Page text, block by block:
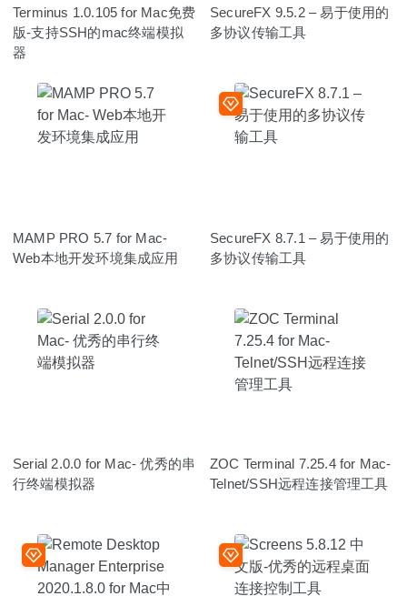
Terminus 1.0.105 for Mac免费
版-支持SSH的mac终端模拟
器
SecureFX 9.5.2 – 易于使用的
多协议传输工具
MAMP PRO 5.7 for Mac-
Web本地开发环境集成应用
SecureFX 8.7.1 – 易于使用的
多协议传输工具
Serial 2.0.0 for Mac- 优秀的串
行终端模拟器
ZOC Terminal 7.25.4 for Mac-
Telnet/SSH远程连接管理工具